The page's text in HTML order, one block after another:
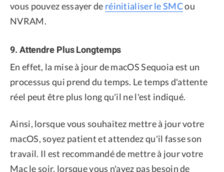
vous pouvez essayer de réinitialiser le SMCou
NVRAM.
9. Attendre Plus Longtemps
En effet, la mise à jour de macOS Sequoia est un
processus qui prend du temps. Le temps d'attente
réel peut être plus long qu'il ne l'est indiqué.
Ainsi, lorsque vous souhaitez mettre à jour votre
macOS, soyez patient et attendez qu'il fasse son
travail. Il est recommandé de mettre à jour votre
Mac le soir, lorsque vous n'avez pas besoin de